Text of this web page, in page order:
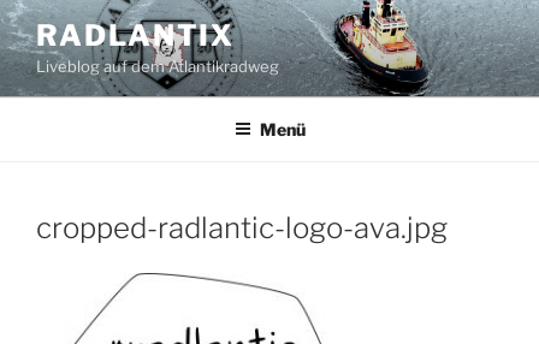
Zum
Inhalt
springen
RADLANTIX
Liveblog auf dem Atlantikradweg
Menü
cropped-radlantic-logo-ava.jpg